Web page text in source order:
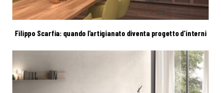
Filippo Scarfia: quando l’artigianato diventa progetto d’interni